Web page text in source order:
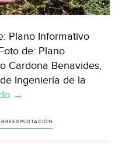
Plano Informativo
de: Plano
Cardona Benavides,
Ingeniería de la
San
Potosí
→